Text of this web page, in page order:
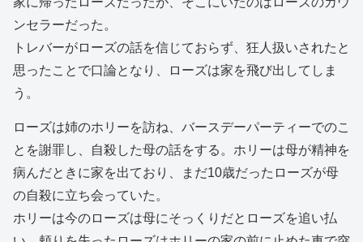
ンセラーだった。
トレバーがローズの話を信じておらず、狂人扱いされたと
思ったことで口論となり、ローズは家を飛び出してしま
う。
ローズは姉のホリーを訪ね、バースデーパーティーでのこ
とを謝罪し、自殺した母の話をする。ホリーは母が精神を
病んだときに家を出ており、まだ10歳だったローズが母
の自殺に立ち会っていた。
ホリーは今のローズは母にそっくりだとローズを追い払